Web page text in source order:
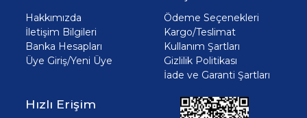
Hakkımızda
İletişim Bilgileri
Banka Hesapları
Üye Giriş/Yeni Üye
Ödeme Seçenekleri
Kargo/Teslimat
Kullanım Şartları
Gizlilik Politikası
İade ve Garanti Şartları
Hızlı Erişim